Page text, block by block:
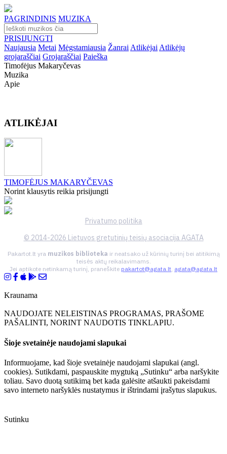
PAGRINDINIS MUZIKA
PRISIJUNGTI
Naujausia Metai Mėgstamiausia Žanrai Atlikėjai Atlikėjų
grojaraščiai Grojaraščiai Paieška
Timofėjus Makaryčevas
Muzika
Apie
ATLIKĖJAI
TIMOFĖJUS MAKARYČEVAS
Norint klausytis reikia prisijungti
Privatumo politika
© 2014-2026 Lietuvos gretutinių teisių asociacija AGATA
Pakartot.lt yra muzikos biblioteka ir neatsako už kūrinių turinį bei atitikimą
teisės aktų reikalavimams.
Jei aptikote netinkamą turinį, praneškite pakartot@agata.lt, agata@agata.lt
Kraunama
NAUDOJATE NELEISTINAS PROGRAMAS, PRAŠOME
PAŠALINTI, NORINT NAUDOTIS TINKLAPIU.
Šioje svetainėje naudojami slapukai
Informuojame, kad šioje svetainėje naudojami slapukai (angl.
cookies). Sutikdami, paspauskite mygtuką „Sutinku“ arba naršykite
toliau. Savo duotą sutikimą bet kada galėsite atšaukti pakeisdami
savo interneto naršyklės nustatymus ir ištrindami įrašytus slapukus.
Sutinku